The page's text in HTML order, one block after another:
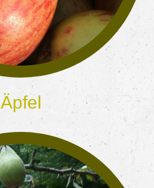
Äpfel
auch die Marienkäfer